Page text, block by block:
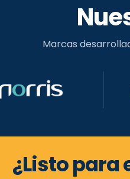
Marcas
¿Listo para